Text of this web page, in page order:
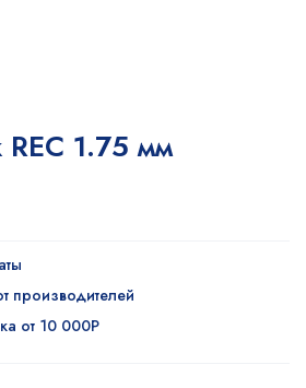
REC 1.75 мм
производителей
от 10 000Р